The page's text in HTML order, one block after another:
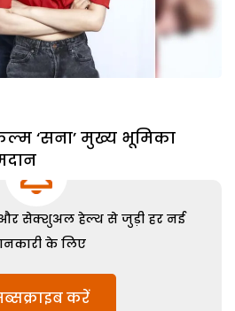
‘सना’ मुख्य भूमिका
और सेक्शुअल हेल्थ से जुड़ी हर नई
के लिए
करें